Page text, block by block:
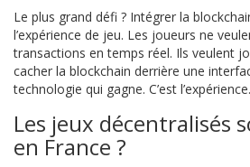
Le plus grand défi ? Intégrer la
l’expérience de jeu. Les joueurs ne
transactions en temps réel. Ils veulent
cacher la blockchain derrière une
technologie qui gagne. C’est l’expérience.
Les jeux décentralisés
en France ?